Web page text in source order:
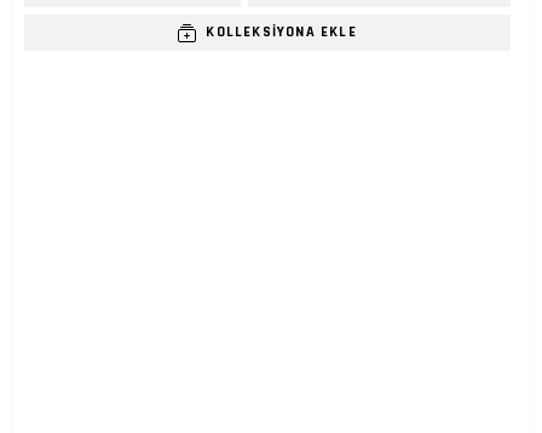
KOLLEKSIYONA EKLE